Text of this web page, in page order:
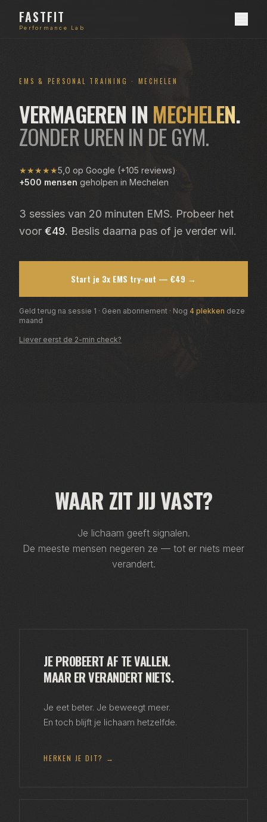
FASTFIT
Performance Lab
EMS & PERSONAL TRAINING · MECHELEN
VERMAGEREN IN MECHELEN.
ZONDER UREN IN DE GYM.
★★★★★5,0 op Google (+105 reviews)·
+500 mensen geholpen in Mechelen
3 sessies van 20 minuten EMS. Probeer het
voor €49. Beslis daarna pas of je verder wil.
Start je 3x EMS try-out — €49 →
Geld terug na sessie 1 · Geen abonnement · Nog 4 plekken deze
maand
Liever eerst de 2-min check?
WAAR ZIT JIJ VAST?
Je lichaam geeft signalen.
De meeste mensen negeren ze — tot er niets meer
verandert.
JE PROBEERT AF TE VALLEN.
MAAR ER VERANDERT NIETS.
Je eet beter. Je beweegt meer.
En toch blijft je lichaam hetzelfde.
HERKEN JE DIT? →